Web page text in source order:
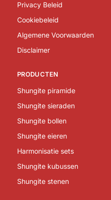
Privacy Beleid
Cookiebeleid
Algemene Voorwaarden
Disclaimer
PRODUCTEN
Shungite piramide
Shungite sieraden
Shungite bollen
Shungite eieren
Harmonisatie sets
Shungite kubussen
Shungite stenen